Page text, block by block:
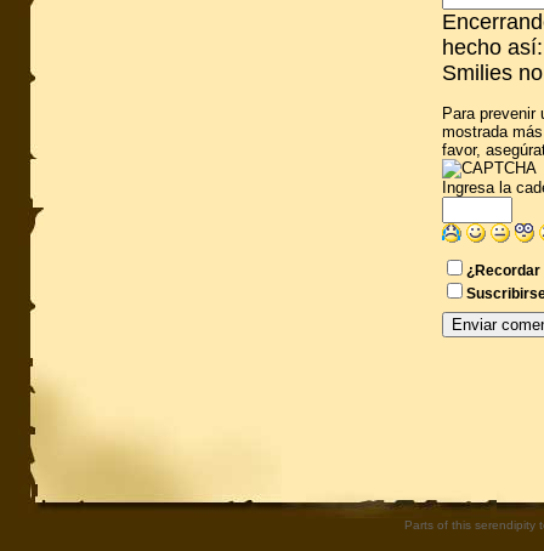
hecho
Smilies
Para prevenir
mostrada
favor,
Ingresa la
¿Recordar
Parts of this serendipity